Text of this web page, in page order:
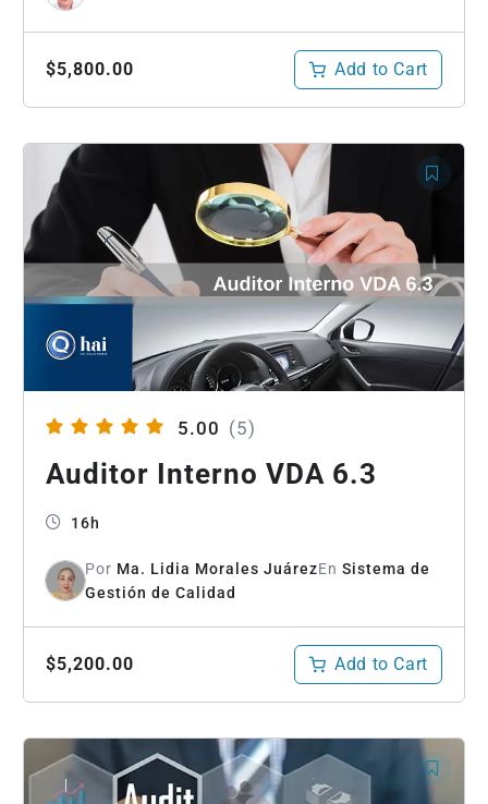
$5,800.00 Add to Cart
5.00 (5)
Auditor Interno VDA 6.3
16h
Por Ma. Lidia Morales JuárezEnSistema de
Gestión de Calidad
$5,200.00 Add to Cart